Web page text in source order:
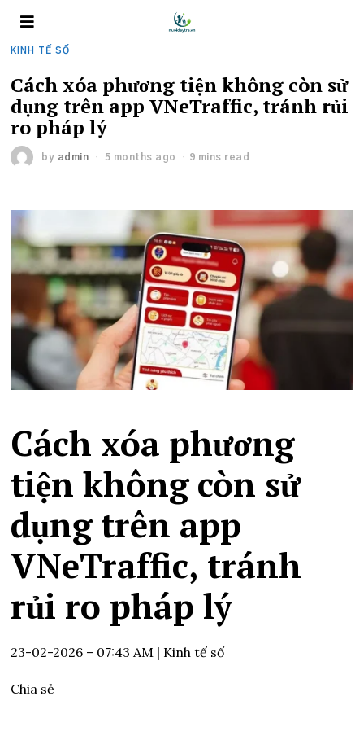
KINH TẾ SỐ
Cách xóa phương tiện không còn sử
dụng trên app VNeTraffic, tránh rủi
ro pháp lý
by admin 5 months ago 9 mins read
Cách xóa phương
tiện không còn sử
dụng trên app
VNeTraffic, tránh
rủi ro pháp lý
23-02-2026 – 07:43 AM | Kinh tế số
Chia sẻ